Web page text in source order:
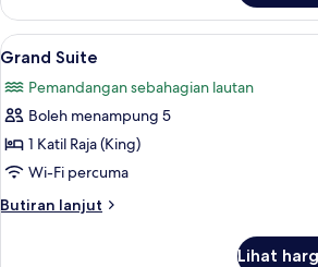
Suite,
Balcony
Lihat
semua
foto
untuk
Grand
Suite
Grand
1
Grand Suite
Pemandangan sebahagian lautan
Boleh menampung 5
1 Katil Raja (King)
Wi-Fi percuma
Butiran lanjut
Butiran
Lihat